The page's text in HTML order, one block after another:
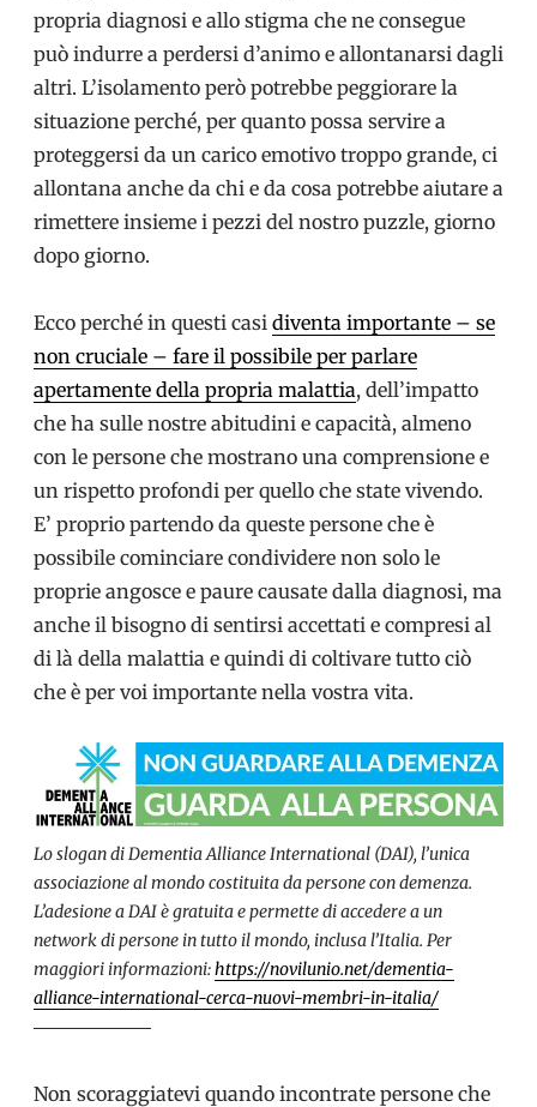
propria diagnosi e allo stigma che ne consegue
può indurre a perdersi d’animo e allontanarsi dagli
altri. L’isolamento però potrebbe peggiorare la
situazione perché, per quanto possa servire a
proteggersi da un carico emotivo troppo grande, ci
allontana anche da chi e da cosa potrebbe aiutare a
rimettere insieme i pezzi del nostro puzzle, giorno
dopo giorno.
Ecco perché in questi casi diventa importante – se
non cruciale – fare il possibile per parlare
apertamente della propria malattia, dell’impatto
che ha sulle nostre abitudini e capacità, almeno
con le persone che mostrano una comprensione e
un rispetto profondi per quello che state vivendo.
E’ proprio partendo da queste persone che è
possibile cominciare condividere non solo le
proprie angosce e paure causate dalla diagnosi, ma
anche il bisogno di sentirsi accettati e compresi al
di là della malattia e quindi di coltivare tutto ciò
che è per voi importante nella vostra vita.
Lo slogan di Dementia Alliance International (DAI), l’unica
associazione al mondo costituita da persone con demenza.
L’adesione a DAI è gratuita e permette di accedere a un
network di persone in tutto il mondo, inclusa l’Italia. Per
maggiori informazioni:https://novilunio.net/dementia-
alliance-international-cerca-nuovi-membri-in-italia/
Non scoraggiatevi quando incontrate persone che